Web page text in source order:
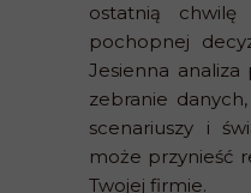
ostatnią
pochopnej
Jesienna
zebranie
scenariuszy i
może przynieść
Twojej firmie.